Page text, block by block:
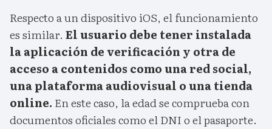
Respecto a un dispositivo iOS, el funcionamiento
es similar. El usuario debe tener instalada
la aplicación de verificación y otra de
acceso a contenidos como una red social,
una plataforma audiovisual o una tienda
online. En este caso, la edad se comprueba con
documentos oficiales como el DNI o el pasaporte.